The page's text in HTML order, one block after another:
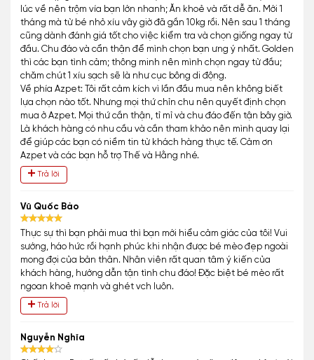
lúc về nên trộm vía bạn lớn nhanh; Ăn khoẻ và rất dễ ăn. Mới 1
tháng mà từ bé nhỏ xíu vây giờ đã gần 10kg rồi. Nên sau 1 tháng
cũng dành đánh giá tốt cho việc kiểm tra và chọn giống ngay từ
đầu. Chu đáo và cẩn thận để mình chọn bạn ưng ý nhất. Golden
thì các bạn tình cảm; thông minh nên mình chọn ngay từ đầu;
chăm chút 1 xíu sạch sẽ là như cục bông di động.
Về phía Azpet: Tôi rất cảm kích vì lần đầu mua nên không biết
lựa chọn nào tốt. Nhưng mọi thứ chỉn chu nên quyết định chọn
mua ở Azpet. Mọi thứ cần thận, tỉ mỉ và chu đáo đến tận bây giờ.
Là khách hàng có nhu cầu và cần tham khảo nên mình quay lại
để giúp các bạn có niềm tin từ khách hàng thực tế. Cảm ơn
Azpet và các bạn hỗ trợ Thế và Hằng nhé.
Trả lời
Vũ Quốc Bảo
Thực sự thì bạn phải mua thì bạn mới hiểu cảm giác của tôi! Vui
sướng, háo hức rồi hạnh phúc khi nhận được bé mèo đẹp ngoài
mong đợi của bản thân. Nhân viên rất quan tâm ý kiến của
khách hàng, hướng dẫn tận tình chu đáo! Đặc biệt bé mèo rất
ngoan khoẻ mạnh và ghét vch luôn.
Trả lời
Nguyễn Nghĩa